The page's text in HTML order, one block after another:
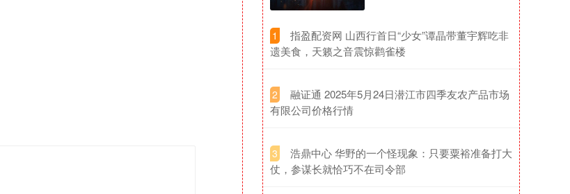
1
​指盈配资网 山西行首日“少女”谭晶带董宇辉吃非
遗美食，天籁之音震惊鹳雀楼
2
​融证通 2025年5月24日潜江市四季友农产品市场
有限公司价格行情
3
​浩鼎中心 华野的一个怪现象：只要粟裕准备打大
仗，参谋长就恰巧不在司令部